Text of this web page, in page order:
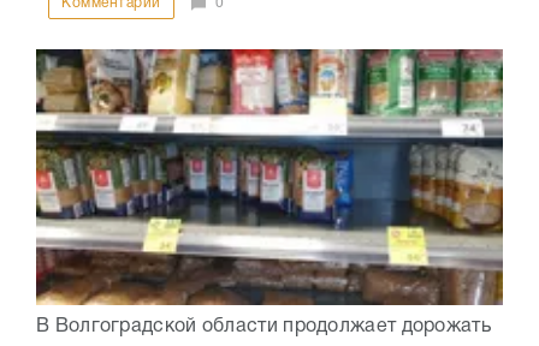
Комментарии 0
В Волгоградской области продолжает дорожать